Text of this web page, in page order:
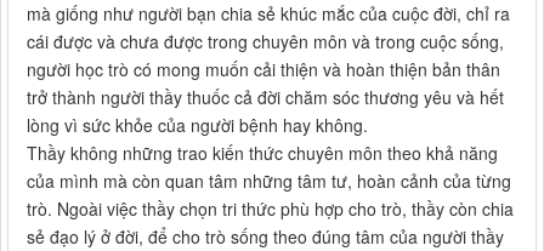
mà giống như người bạn chia sẻ khúc mắc của cuộc đời, chỉ ra
cái được và chưa được trong chuyên môn và trong cuộc sống,
người học trò có mong muốn cải thiện và hoàn thiện bản thân
trở thành người thầy thuốc cả đời chăm sóc thương yêu và hết
lòng vì sức khỏe của người bệnh hay không.
Thầy không những trao kiến thức chuyên môn theo khả năng
của mình mà còn quan tâm những tâm tư, hoàn cảnh của từng
trò. Ngoài việc thầy chọn tri thức phù hợp cho trò, thầy còn chia
sẻ đạo lý ở đời, để cho trò sống theo đúng tâm của người thầy